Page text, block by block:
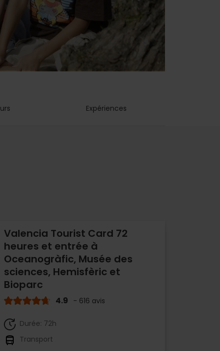
Expériences
Valencia Tourist Card 72
heures et entrée à
Oceanogràfic, Musée des
sciences, Hemisfèric et
Bioparc
4.9 - 616 avis
Durée: 72h
Transport